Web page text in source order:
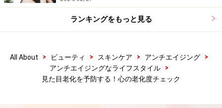
ミラーニューロンをご存知ですか？ 私たちの脳には、
話し相手の動作をまねようとする神経細胞があり、それ
ランキングをもっと見る
All About > ビューティ > スキンケア > アンチエイジング
>
アンチエイジングなライフスタイル
>
見た目老化を予防する！心の老化度チェック